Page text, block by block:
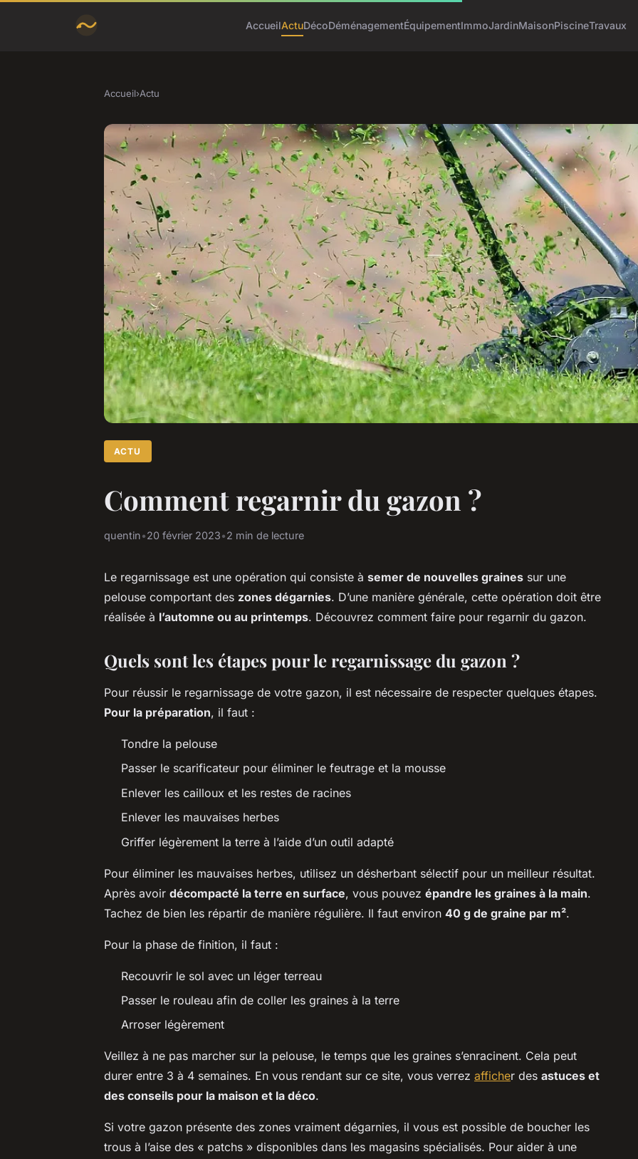
AccueilActuDécoDéménagementÉquipementImmoJardinMaisonPiscineTravaux
Accueil›Actu
ACTU
Comment regarnir du gazon ?
quentin•20 février 2023•2 min de lecture
Le regarnissage est une opération qui consiste à semer de nouvelles graines sur une
pelouse comportant des zones dégarnies. D’une manière générale, cette opération doit être
réalisée à l’automne ou au printemps. Découvrez comment faire pour regarnir du gazon.
Quels sont les étapes pour le regarnissage du gazon ?
Pour réussir le regarnissage de votre gazon, il est nécessaire de respecter quelques étapes.
Pour la préparation, il faut :
Tondre la pelouse
Passer le scarificateur pour éliminer le feutrage et la mousse
Enlever les cailloux et les restes de racines
Enlever les mauvaises herbes
Griffer légèrement la terre à l’aide d’un outil adapté
Pour éliminer les mauvaises herbes, utilisez un désherbant sélectif pour un meilleur résultat.
Après avoir décompacté la terre en surface, vous pouvez épandre les graines à la main.
Tachez de bien les répartir de manière régulière. Il faut environ 40 g de graine par m².
Pour la phase de finition, il faut :
Recouvrir le sol avec un léger terreau
Passer le rouleau afin de coller les graines à la terre
Arroser légèrement
Veillez à ne pas marcher sur la pelouse, le temps que les graines s’enracinent. Cela peut
durer entre 3 à 4 semaines. En vous rendant sur ce site, vous verrez afficher des astuces et
des conseils pour la maison et la déco.
Si votre gazon présente des zones vraiment dégarnies, il vous est possible de boucher les
trous à l’aise des « patchs » disponibles dans les magasins spécialisés. Pour aider à une